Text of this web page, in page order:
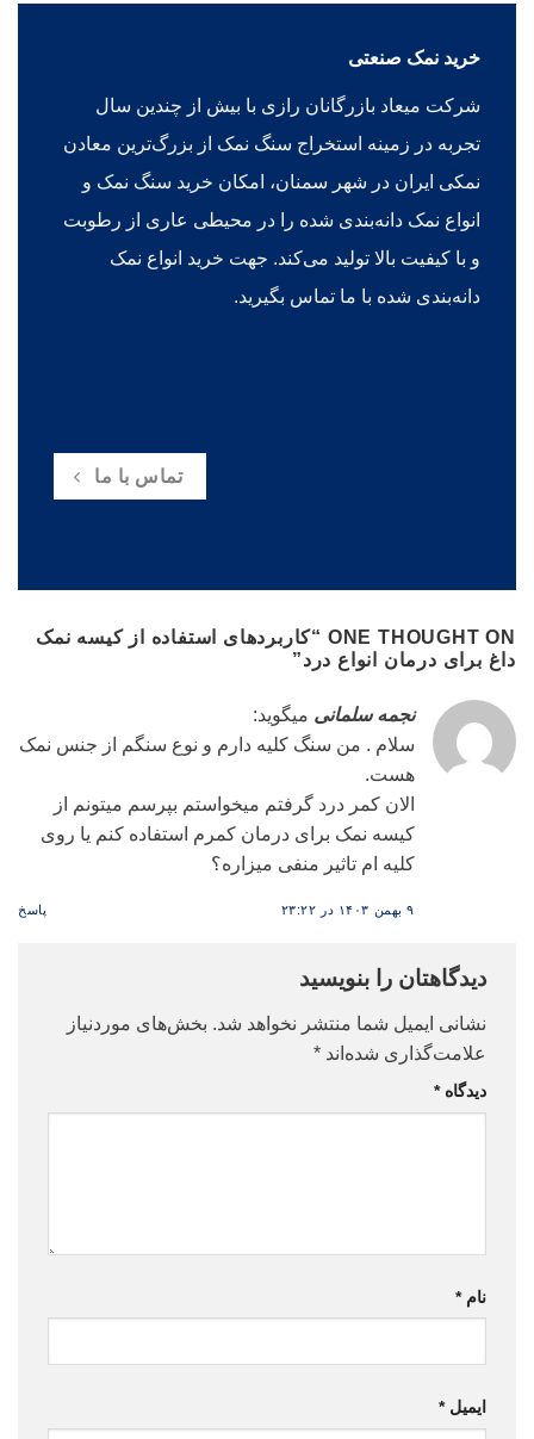
خرید نمک صنعتی
شرکت میعاد بازرگانان رازی با بیش از چندین سال
تجربه در زمینه استخراج سنگ نمک از بزرگ‌ترین معادن
نمکی ایران در شهر سمنان، امکان خرید سنگ نمک و
انواع نمک دانه‌بندی شده را در محیطی عاری از رطوبت
و با کیفیت بالا تولید می‌کند. جهت خرید انواع نمک
دانه‌بندی شده با ما تماس بگیرید.
تماس با ما
ONE THOUGHT ON “
کاربردهای استفاده از کیسه نمک
داغ برای درمان انواع درد”
نجمه سلمانی میگوید:
سلام . من سنگ کلیه دارم و نوع سنگم از جنس نمک
هست.
الان کمر درد گرفتم میخواستم بپرسم میتونم از
کیسه نمک برای درمان کمرم استفاده کنم یا روی
کلیه ام تاثیر منفی میزاره؟
۹ بهمن ۱۴۰۳ در ۲۳:۲۲ پاسخ
دیدگاهتان را بنویسید
نشانی ایمیل شما منتشر نخواهد شد. بخش‌های موردنیاز
علامت‌گذاری شده‌اند *
دیدگاه*
نام*
ایمیل*